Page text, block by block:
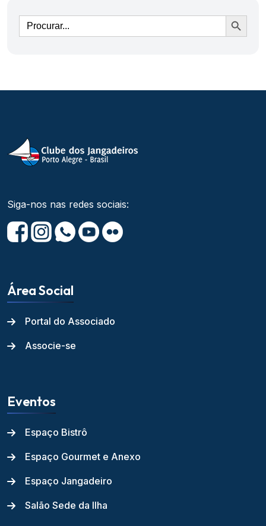
Ir
Siga-nos nas redes sociais:
Área Social
Portal do Associado
Associe-se
Eventos
Espaço Bistrô
Espaço Gourmet e Anexo
Espaço Jangadeiro
Salão Sede da Ilha